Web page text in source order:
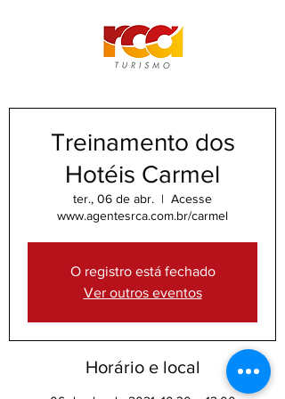
Treinamento dos
Hotéis Carmel
ter., 06 de abr.
  |
Acesse
www.agentesrca.com.br/carmel
O registro está fechado
Ver outros eventos
Horário e local